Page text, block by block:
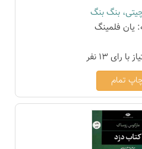
بنگ بنگ
یان فلمینگ
تمام